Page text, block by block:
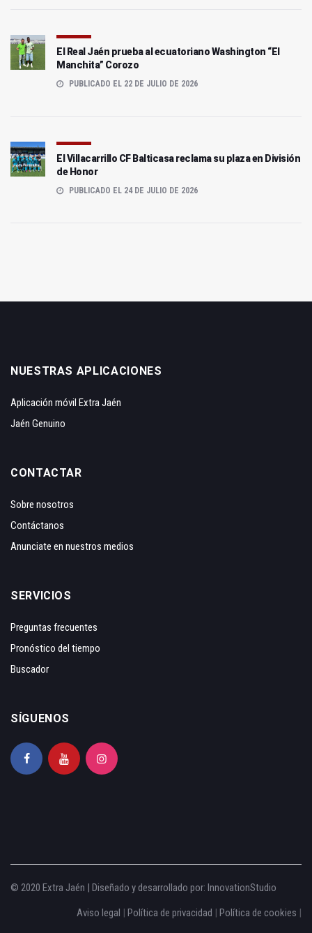
El Real Jaén prueba al ecuatoriano Washington “El
Manchita” Corozo
PUBLICADO EL 22 DE JULIO DE 2026
El Villacarrillo CF Balticasa reclama su plaza en División
de Honor
PUBLICADO EL 24 DE JULIO DE 2026
NUESTRAS APLICACIONES
Aplicación móvil Extra Jaén
Jaén Genuino
CONTACTAR
Sobre nosotros
Contáctanos
Anunciate en nuestros medios
SERVICIOS
Preguntas frecuentes
Pronóstico del tiempo
Buscador
SÍGUENOS
© 2020 Extra Jaén | Diseñado y desarrollado por: InnovationStudio
Aviso legal | Política de privacidad | Política de cookies |